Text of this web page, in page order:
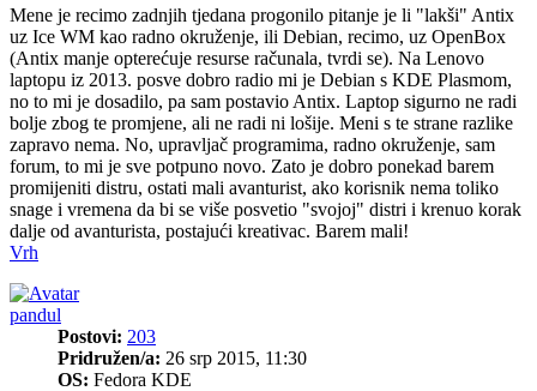
Mene je recimo zadnjih tjedana progonilo pitanje je li "lakši" Antix
uz Ice WM kao radno okruženje, ili Debian, recimo, uz OpenBox
(Antix manje opterećuje resurse računala, tvrdi se). Na Lenovo
laptopu iz 2013. posve dobro radio mi je Debian s KDE Plasmom,
no to mi je dosadilo, pa sam postavio Antix. Laptop sigurno ne radi
bolje zbog te promjene, ali ne radi ni lošije. Meni s te strane razlike
zapravo nema. No, upravljač programima, radno okruženje, sam
forum, to mi je sve potpuno novo. Zato je dobro ponekad barem
promijeniti distru, ostati mali avanturist, ako korisnik nema toliko
snage i vremena da bi se više posvetio "svojoj" distri i krenuo korak
dalje od avanturista, postajući kreativac. Barem mali!
Vrh
pandul
Postovi: 203
Pridružen/a: 26 srp 2015, 11:30
OS: Fedora KDE